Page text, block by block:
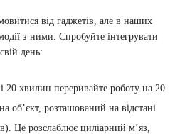
від гаджетів, але в наших
з ними. Спробуйте інтегрувати
день:
20 хвилин переривайте роботу на 20
об’єкт, розташований на відстані
Це розслаблює циліарний м’яз,